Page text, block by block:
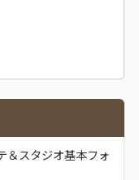
＆スタジオ基本フォ